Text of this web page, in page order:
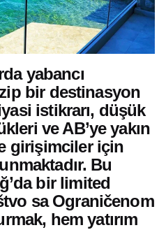
yabancı
bir destinasyon
istikrarı, düşük
ve AB’ye yakın
girişimciler için
Bu
bir limited
sa Ograničenom
hem yatırım